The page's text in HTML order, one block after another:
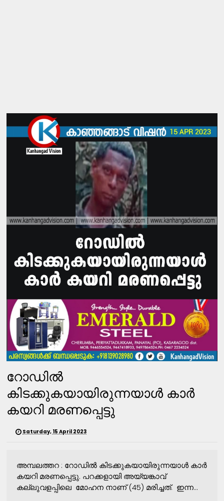
റോഡിൽ
കിടക്കുകയായിരുന്നയാൾ കാർ
കയറി മരണപ്പെട്ടു
Saturday, 15 April 2023
അമ്പലത്തറ : റോഡിൽ കിടക്കുകയായിരുന്നയാൾ കാർ
കയറി മരണപ്പെട്ടു. പറക്കളായി അയ്യങ്കാവ്
കല്ലുവളപ്പിലെ മോഹന നാണ് (45) മരിച്ചത്. ഇന്ന...